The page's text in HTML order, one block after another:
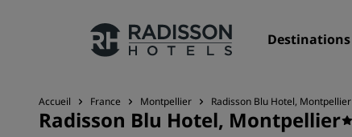
Destinations
Nos enseignes
Accueil France Montpellier Radisson Blu Hotel, Montpellier
Radisson Blu Hotel, Montpellier